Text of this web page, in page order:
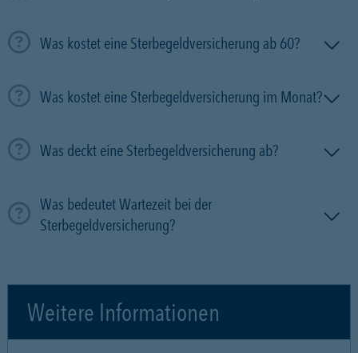
Was kostet eine Sterbegeldversicherung ab 60?
Was kostet eine Sterbegeldversicherung im Monat?
Was deckt eine Sterbegeldversicherung ab?
Was bedeutet Wartezeit bei der
Sterbegeldversicherung?
Weitere Informationen